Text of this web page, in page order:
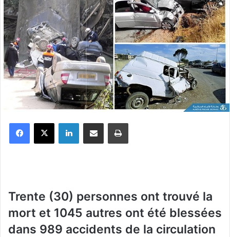
Trente (30) personnes ont trouvé la
mort et 1045 autres ont été blessées
dans 989 accidents de la circulation